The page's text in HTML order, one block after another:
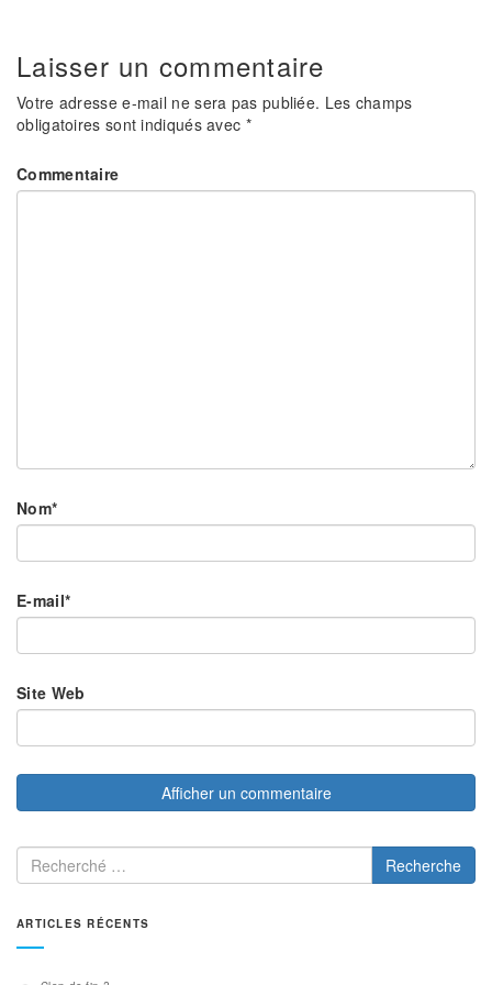
Laisser un commentaire
Votre adresse e-mail ne sera pas publiée. Les champs
obligatoires sont indiqués avec *
Commentaire
Nom*
E-mail*
Site Web
Recherche
ARTICLES RÉCENTS